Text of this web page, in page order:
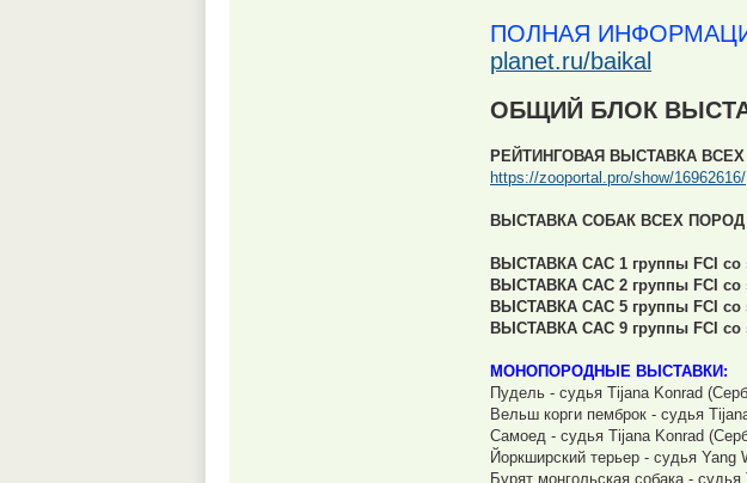
ПОЛНАЯ
planet.ru/baikal
ОБЩИЙ БЛОК
РЕЙТИНГОВАЯ ВЫСТАВКА ВСЕХ
https://zooportal.pro/show/16962616/
ВЫСТАВКА СОБАК ВСЕХ
ВЫСТАВКА САС 1 группы FCI со
ВЫСТАВКА САС 2 группы FCI со
ВЫСТАВКА САС 5 группы FCI со
ВЫСТАВКА САС 9 группы FCI со
МОНОПОРОДНЫЕ ВЫСТАВКИ:
Пудель - судья Tijana Konrad
Вельш корги пемброк - судья
Самоед - судья Tijana Konrad
Йоркширский терьер - судья Yang
Бурят монгольская собака -